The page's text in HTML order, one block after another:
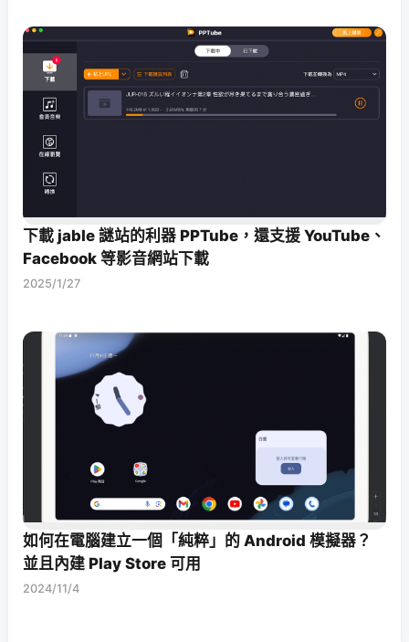
下載 jable 謎站的利器 PPTube，還支援 YouTube、
Facebook 等影音網站下載
2025/1/27
如何在電腦建立一個「純粹」的 Android 模擬器？
並且內建 Play Store 可用
2024/11/4